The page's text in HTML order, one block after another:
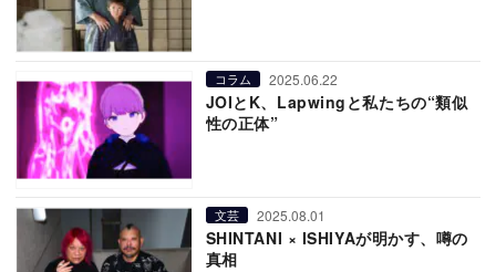
コラム 2025.06.22
JOIとK、Lapwingと私たちの“類似
性の正体”
文芸 2025.08.01
SHINTANI × ISHIYAが明かす、噂の
真相